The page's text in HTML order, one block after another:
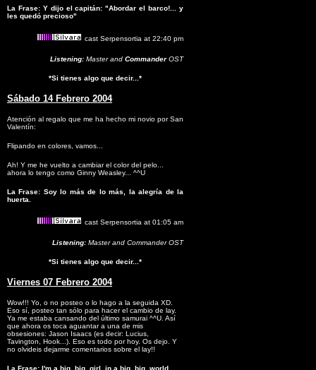
La Frase: Y dijo el capitán: "Abordar el barco!... y
les quedó precioso"
cast Serpensortia at 22:40 pm
Listening: Master and CommanderOST
*Si tienes algo que decir...*
Sábado 14 Febrero 2004
Atención al regalo que me ha hecho mi novio por San
Valentín:
Flipando en colores, vamos...
Ah! Y me he vuelto a cambiar el color del pelo...
ahora lo tengo como Ginny Weasley... ^^U
La Frase: Soy lo más de lo más, la alegría de la
huerta.
cast Serpensortia at 01:05 am
Listening: Master and Commander OST
*Si tienes algo que decir...*
Viernes 07 Febrero 2004
Wow!!! Yo, o no posteo o lo hago a la seguida XD.
Eso sí, posteo tan sólo para hacer el cambio de lay.
Ya me estaba cansando del último samurai ^^U. Así
que ahora os toca aguantar a una de mis
obsesiones: Jason Isaacs (es decir: Lucius,
Tavington, Hook...). Eso es todo por hoy. Os dejo. Y
no olvideis dejarme comentarios sobre el lay!!
La Frase: I'm a big, big, girl, in a big, big, world...